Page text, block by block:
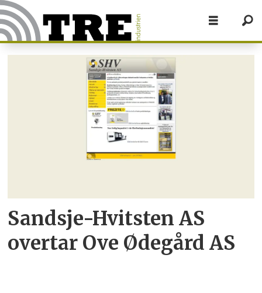
overtakelse
Sandsje-Hvitsten AS
overtar Ove Ødegård AS